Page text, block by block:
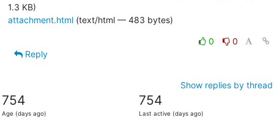
1.3 KB)
attachment.html(text/html — 483 bytes)
0
0
Reply
Show replies by thread
754
Age (days ago)
754
Last active (days ago)